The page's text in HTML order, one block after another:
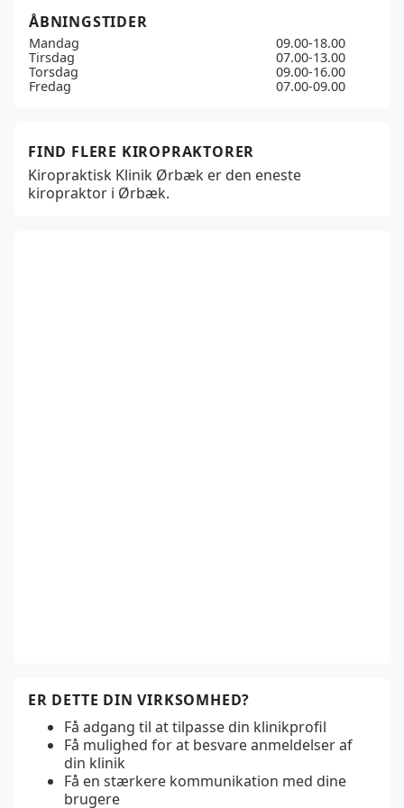
ÅBNINGSTIDER
Mandag
09.00-18.00
Tirsdag
07.00-13.00
Torsdag
09.00-16.00
Fredag
07.00-09.00
FIND FLERE KIROPRAKTORER
Kiropraktisk Klinik Ørbæk er den eneste
kiropraktor i Ørbæk.
ER DETTE DIN VIRKSOMHED?
Få adgang til at tilpasse din klinikprofil
Få mulighed for at besvare anmeldelser af
din klinik
Få en stærkere kommunikation med dine
brugere